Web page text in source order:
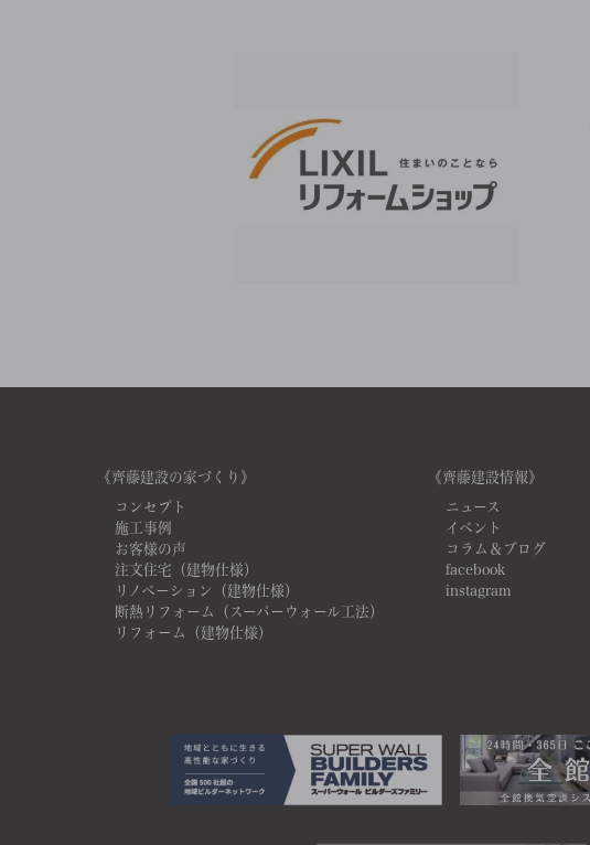
《齊藤建設の家づくり》
コンセプト
施工事例
お客様の声
注文住宅（建物仕様）
リノベーション（建物仕様）
断熱リフォーム（スーパーウォール工法）
リフォーム（建物仕様）
《齊藤建設情報》
ニュース
イベント
コラム＆ブログ
facebook
instagram